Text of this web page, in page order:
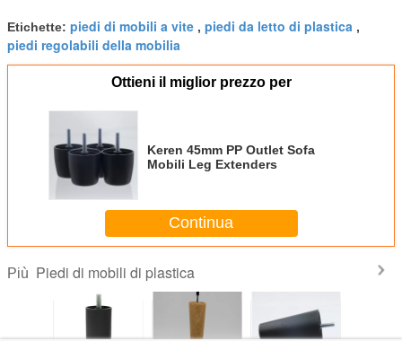
Etichette: piedi di mobili a vite , piedi da letto di plastica ,
piedi regolabili della mobilia
Ottieni il miglior prezzo per
Keren 45mm PP Outlet Sofa
Mobili Leg Extenders
Continua
Più Piedi di mobili di plastica